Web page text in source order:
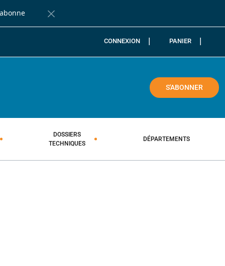
Fermer la barre de notification
CONNEXION PANIER
S'ABONNER
DOSSIERS
TECHNIQUES
DÉPARTEMENTS